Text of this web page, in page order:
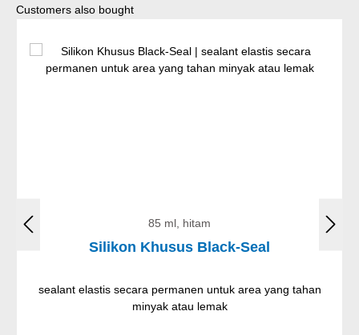
Lewati galeri produk
Customers also bought
85 ml, hitam
Silikon Khusus Black-Seal
sealant elastis secara permanen untuk area yang tahan
minyak atau lemak